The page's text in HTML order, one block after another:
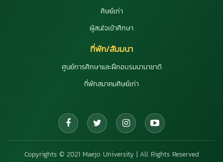
ศิษย์เก่า
ผู้สนใจเข้าศึกษา
ที่พัก/สัมมนา
ศูนย์การศึกษาและฝึกอบรมนานาชาติ
ที่พักสมาคมศิษย์เก่า
Copyrights © 2021 Maejo University | All Rights Reserved